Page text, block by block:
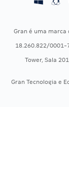
Residência
Gran é uma marca
18.260.822/0001-
Tower, Sala
Gran Tecnologia e